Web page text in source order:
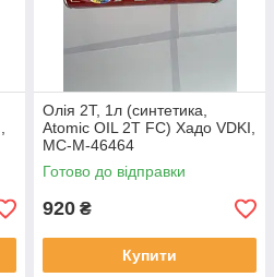
Олія 2T, 1л (синтетика,
Atomic OIL 2T FC) Хадо VDKI,
MC-M-46464
Готово до відправки
920 ₴
Купити